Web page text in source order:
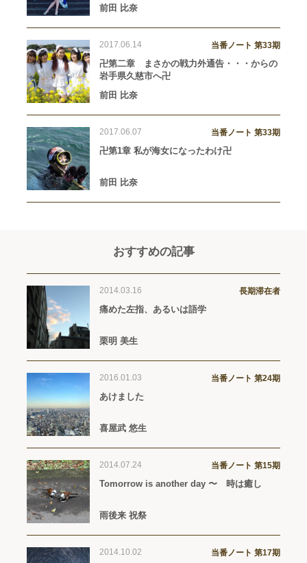
前田 比奈
2017.06.14 当番ノート 第33期
卍第二章 まさかの戦力外通告・・・からの
岩手県久慈市へ卍
前田 比奈
2017.06.07 当番ノート 第33期
卍第1章 私が海女になったわけ卍
前田 比奈
おすすめの記事
2014.03.16 長期滞在者
痛めた左指、あるいは語学
栗明 美生
2016.01.03 当番ノート 第24期
あけました
喜屋武 悠生
2014.07.24 当番ノート 第15期
Tomorrow is another day 〜 時は癒し
雨後来 祝祭
2014.10.02 当番ノート 第17期